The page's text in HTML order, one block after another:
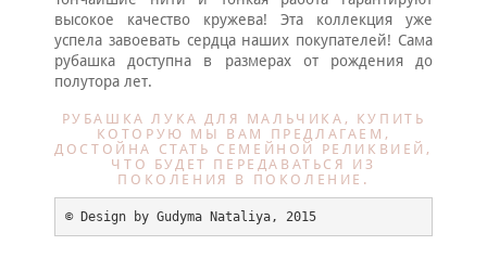
высокое качество кружева! Эта коллекция уже
успела завоевать сердца наших покупателей! Сама
рубашка доступна в размерах от рождения до
полутора лет.
РУБАШКА ЛУКА ДЛЯ МАЛЬЧИКА, КУПИТЬ
КОТОРУЮ МЫ ВАМ ПРЕДЛАГАЕМ,
ДОСТОЙНА СТАТЬ СЕМЕЙНОЙ РЕЛИКВИЕЙ,
ЧТО БУДЕТ ПЕРЕДАВАТЬСЯ ИЗ
ПОКОЛЕНИЯ В ПОКОЛЕНИЕ.
© Design by Gudyma Nataliya, 2015